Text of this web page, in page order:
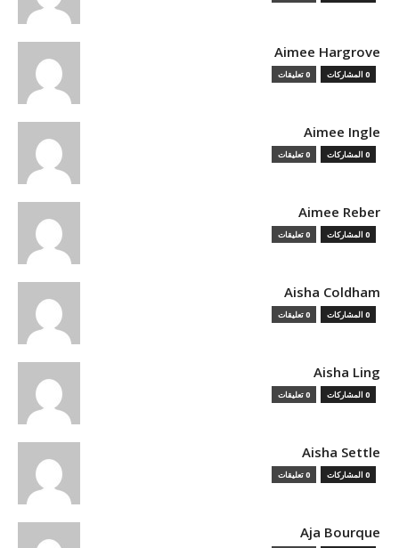
Aimee Hargrove
0 المشاركات 0 تعليقات
Aimee Ingle
0 المشاركات 0 تعليقات
Aimee Reber
0 المشاركات 0 تعليقات
Aisha Coldham
0 المشاركات 0 تعليقات
Aisha Ling
0 المشاركات 0 تعليقات
Aisha Settle
0 المشاركات 0 تعليقات
Aja Bourque